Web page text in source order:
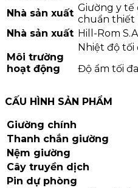
Nhà sản xuất Giường y tế
chuẩn thiết
Nhà sản xuất Hill-Rom
Môi trường
hoạt động
Nhiệt độ tối
Độ ẩm tối
CẤU HÌNH SẢN PHẨM
Giường chính
Thanh chắn giường
Nệm giường
Cây truyền dịch
Pin dự phòng